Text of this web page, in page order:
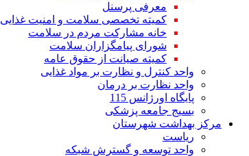
معرفی پرسنل
کمیته تخصصی سلامت و امنیت غذایی
خانه مشارکت مردم در سلامت
شورای پیامگزاران سلامت
کمیته صیانت از حقوق عامه
واحد کنترل و نظارت بر مواد غذایی
واحد نظارت بر درمان
پایگاه اورژانس 115
بسیج جامعه پزشکی
مرکز بهداشت شهرستان
ریاست
واحد توسعه و گسترش شبکه